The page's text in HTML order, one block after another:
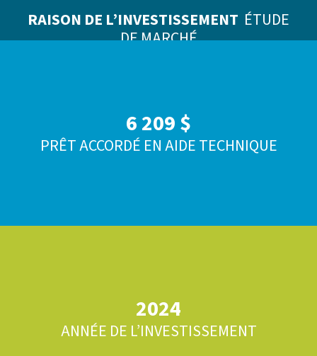
RAISON DE L’INVESTISSEMENT ÉTUDE
DE MARCHÉ
6 209 $
PRÊT ACCORDÉ EN AIDE TECHNIQUE
2024
ANNÉE DE L’INVESTISSEMENT